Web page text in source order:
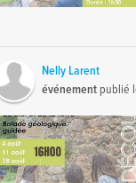
Nelly Larent
événement publié